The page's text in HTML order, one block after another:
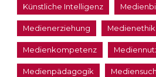
Künstliche Intelligenz
Medienerziehung Medienethik
Medienkompetenz
Medienpädagogik